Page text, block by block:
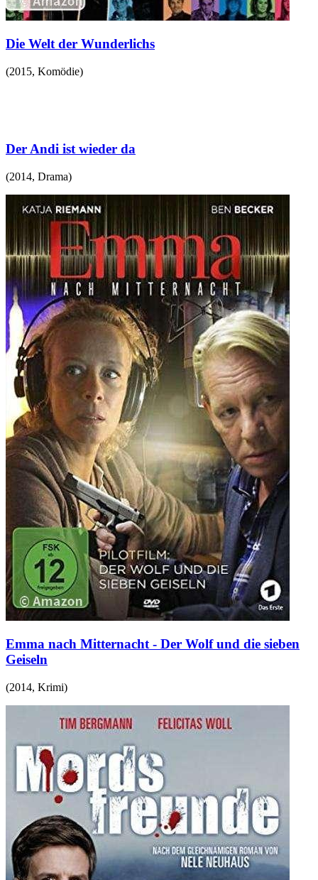
Die Welt der Wunderlichs
(2015, Komödie)
Der Andi ist wieder da
(2014, Drama)
Emma nach Mitternacht - Der Wolf und die sieben
Geiseln
(2014, Krimi)